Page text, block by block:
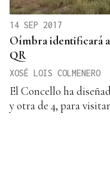
14 SEP 2017
Oímbra identificará
QR
XOSÉ LOIS COLMENERO
El Concello ha
y otra de 4, para